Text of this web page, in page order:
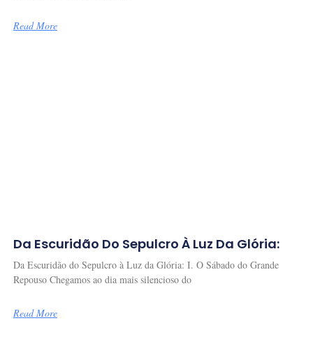
Read More
Da Escuridão Do Sepulcro À Luz Da Glória:
Da Escuridão do Sepulcro à Luz da Glória: I. O Sábado do Grande
Repouso Chegamos ao dia mais silencioso do
Read More